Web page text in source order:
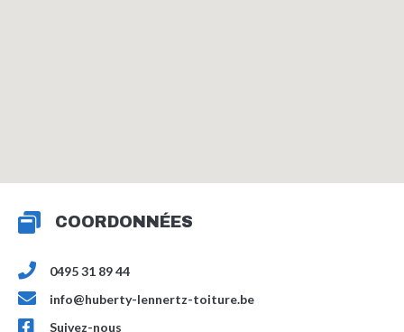
COORDONNÉES
0495 31 89 44
info@huberty-lennertz-toiture.be
Suivez-nous